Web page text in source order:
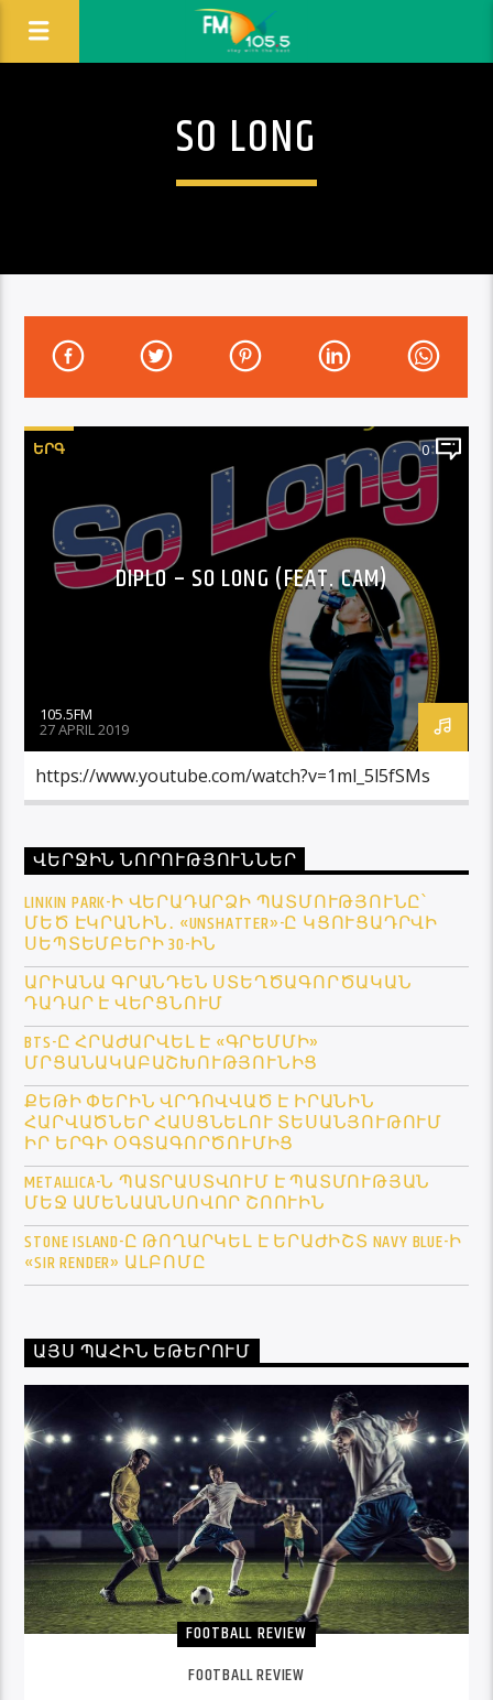
SO LONG
ԵՐԳ 0
DIPLO – SO LONG (FEAT. CAM)
105.5FM
27 APRIL 2019
https://www.youtube.com/watch?v=1ml_5l5fSMs
ՎԵՐՋԻՆ ՆՈՐՈՒԹՅՈՒՆՆԵՐ
LINKIN PARK-Ի ՎԵՐԱԴԱՐՁԻ ՊԱՏՄՈՒԹՅՈՒՆԸ՝
ՄԵԾ ԷԿՐԱՆԻՆ․ «UNSHATTER»-Ը ԿՑՈՒՑԱԴՐՎԻ
ՍԵՊՏԵՄԲԵՐԻ 30-ԻՆ
ԱՐԻԱՆԱ ԳՐԱՆԴԵՆ ՍՏԵՂԾԱԳՈՐԾԱԿԱՆ
ԴԱԴԱՐ Է ՎԵՐՑՆՈՒՄ
BTS-Ը ՀՐԱԺԱՐՎԵԼ Է «ԳՐԵՄՄԻ»
ՄՐՑԱՆԱԿԱԲԱՇԽՈՒԹՅՈՒՆԻՑ
ՔԵԹԻ ՓԵՐԻՆ ՎՐԴՈՎՎԱԾ Է ԻՐԱՆԻՆ
ՀԱՐՎԱԾՆԵՐ ՀԱՍՑՆԵԼՈՒ ՏԵՍԱՆՅՈՒԹՈՒՄ
ԻՐ ԵՐԳԻ ՕԳՏԱԳՈՐԾՈՒՄԻՑ
METALLICA-Ն ՊԱՏՐԱՍՏՎՈՒՄ Է ՊԱՏՄՈՒԹՅԱՆ
ՄԵՋ ԱՄԵՆԱԱՆՍՈՎՈՐ ՇՈՈՒԻՆ
STONE ISLAND-Ը ԹՈՂԱՐԿԵԼ Է ԵՐԱԺԻՇՏ NAVY BLUE-Ի
«SIR RENDER» ԱԼԲՈՄԸ
ԱՅՍ ՊԱՀԻՆ ԵԹԵՐՈՒՄ
FOOTBALL REVIEW
FOOTBALL REVIEW